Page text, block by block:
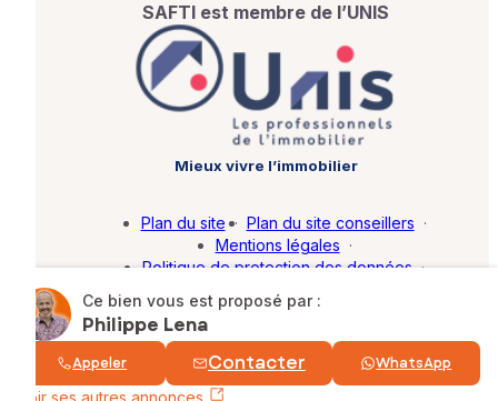
Ce bien vous est proposé par :
Philippe Lena
Appeler Contacter WhatsApp
Voir ses autres annonces
SAFTI est membre de l’UNIS
Mieux vivre l’immobilier
© SAFTI 2026. Tous droits réservés.
Plan du site · Plan du site conseillers ·
Mentions légales ·
Politique de protection des données ·